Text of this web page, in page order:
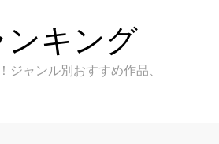
キング
ャンル別おすすめ作品、